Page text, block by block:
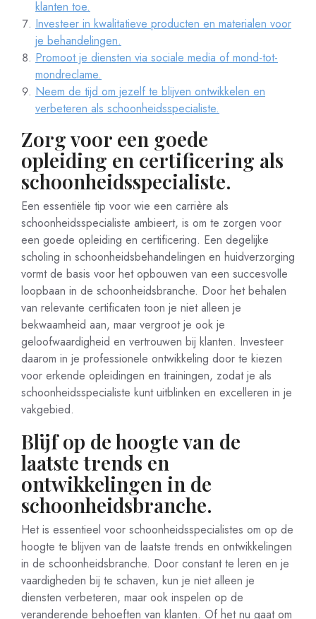
klanten toe.
Investeer in kwalitatieve producten en materialen voor
je behandelingen.
Promoot je diensten via sociale media of mond-tot-
mondreclame.
Neem de tijd om jezelf te blijven ontwikkelen en
verbeteren als schoonheidsspecialiste.
Zorg voor een goede
opleiding en certificering als
schoonheidsspecialiste.
Een essentiële tip voor wie een carrière als
schoonheidsspecialiste ambieert, is om te zorgen voor
een goede opleiding en certificering. Een degelijke
scholing in schoonheidsbehandelingen en huidverzorging
vormt de basis voor het opbouwen van een succesvolle
loopbaan in de schoonheidsbranche. Door het behalen
van relevante certificaten toon je niet alleen je
bekwaamheid aan, maar vergroot je ook je
geloofwaardigheid en vertrouwen bij klanten. Investeer
daarom in je professionele ontwikkeling door te kiezen
voor erkende opleidingen en trainingen, zodat je als
schoonheidsspecialiste kunt uitblinken en excelleren in je
vakgebied.
Blijf op de hoogte van de
laatste trends en
ontwikkelingen in de
schoonheidsbranche.
Het is essentieel voor schoonheidsspecialistes om op de
hoogte te blijven van de laatste trends en ontwikkelingen
in de schoonheidsbranche. Door constant te leren en je
vaardigheden bij te schaven, kun je niet alleen je
diensten verbeteren, maar ook inspelen op de
veranderende behoeften van klanten. Of het nu gaat om